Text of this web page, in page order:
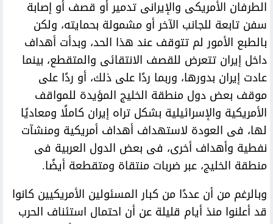
الطرفان الأمريكى والإيرانى تدمير أو قصف أو إصابة
سفن تابعة للجانب الآخر أو مشمولة بحمايته، ولكن
بالطبع الأمور لم تتوقف عند هذا الحد، وبدأت أهداف
داخل إيران تتعرض للقصف الانتقائى والمتقطع، بينما
عادت إيران بدورها، وربما ردًا على ذلك، أو ردًا على
موقف بعض دول منطقة الخليج المؤيدة للمواقف
الأمريكية والإسرائيلية بشكل تراه إيران كاملًا ومعاديًا
لها، فى العودة لاستهداف أهداف أمريكية ومنشآت
نفطية وأهداف أخرى، فى بعض الدول العربية فى
منطقة الخليج، عبر ضربات منتقاة ومتقطعة أيضًا.
وبالرغم من أن عددًا من كبار المسئولين الأمريكيين كانوا
قد أعلنوا منذ أيام قليلة عن أن احتمال استئناف الحرب